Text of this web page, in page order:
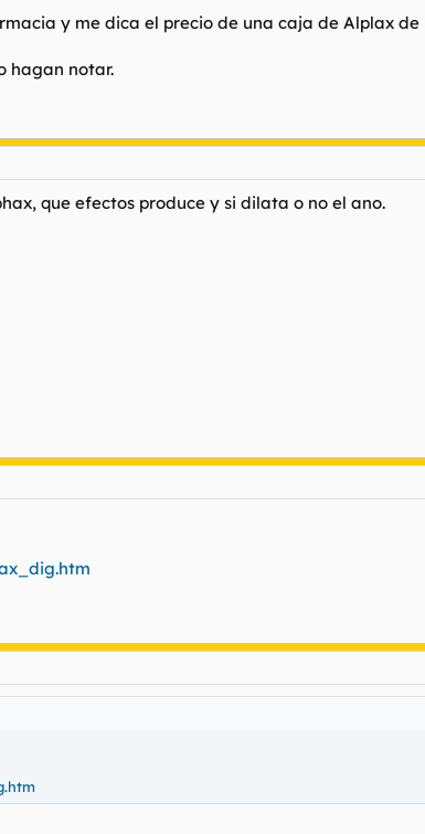
y me dica el precio de una caja de Alplax de
hagan notar.
que efectos produce y si dilata o no el ano.